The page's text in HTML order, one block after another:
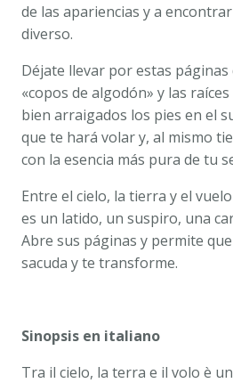
de las apariencias y a
diverso.
Déjate llevar por estas
«copos de algodón» y las
bien arraigados los pies en el
que te hará volar y, al mismo
con la esencia más pura de tu
Entre el cielo, la tierra y el vuelo
es un latido, un suspiro, una
Abre sus páginas y permite
sacuda y te transforme.
Sinopsis en italiano
Tra il cielo, la terra e il volo è